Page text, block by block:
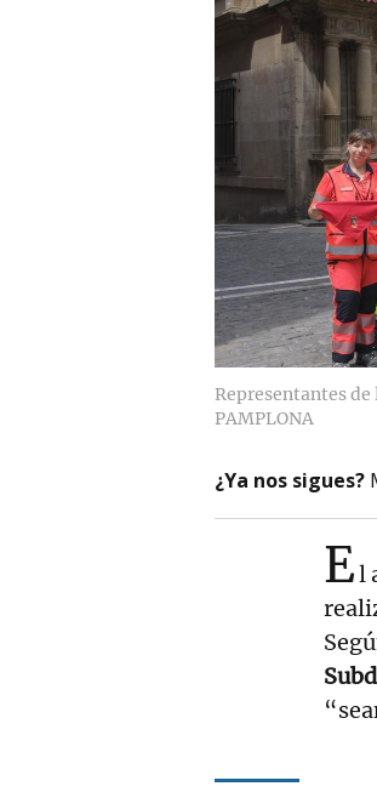
Representantes de
PAMPLONA
¿Ya nos sigues?
El